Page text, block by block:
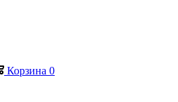
Корзина 0